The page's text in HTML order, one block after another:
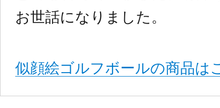
お世話になりました。
似顔絵ゴルフボールの商品は